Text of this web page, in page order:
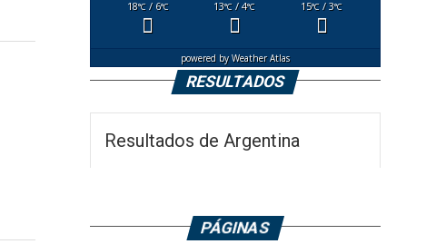
18°C/ 6°C 13°C / 4°C 15°C / 3°C
powered byWeather Atlas
RESULTADOS
Resultados de Argentina
PÁGINAS